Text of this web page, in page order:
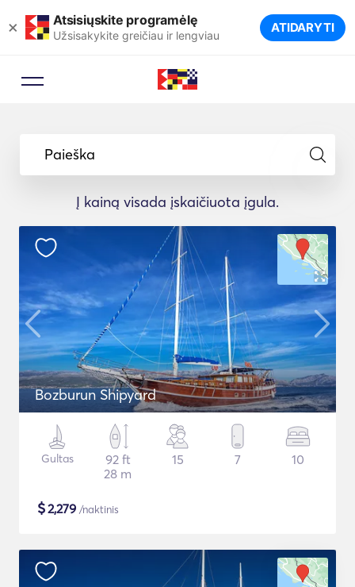
× Atsisiųskite programėlę
Užsisakykite greičiau ir lengviau ATIDARYTI
Paieška
Į kainą visada įskaičiuota įgula.
Bozburun Shipyard
Gultas
92 ft
28 m
15 7 10
$2,279 /naktinis